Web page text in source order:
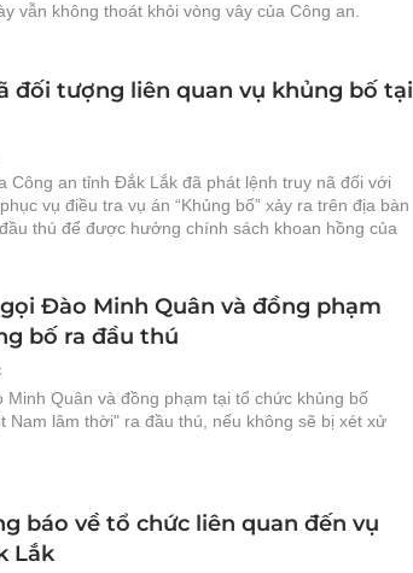
vẫn không thoát khỏi vòng vây của Công an.
đối tượng liên quan vụ khủng bố tại
Công an tỉnh Đắk Lắk đã phát lệnh truy nã đối với
vụ điều tra vụ án “Khủng bố” xảy ra trên địa bàn
thú để được hưởng chính sách khoan hồng của
Đào Minh Quân và đồng phạm
bố ra đầu thú
Minh Quân và đồng phạm tại tổ chức khủng bố
Nam lâm thời" ra đầu thú, nếu không sẽ bị xét xử
báo về tổ chức liên quan đến vụ
Lắk